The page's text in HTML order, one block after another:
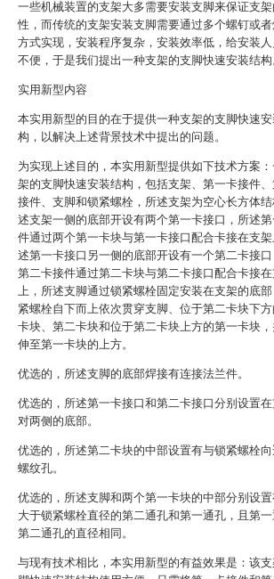
一些机械装置的支架大多需要安装支脚来保证支
性，而传统的支架安装支脚需要通过多个螺钉或
方式实现，安装程序复杂，安装效率低，给安装
不便，于是我们提出一种支架的支脚快速安装结构
实用新型内容
本实用新型的目的在于提供一种支架的支脚快速
构，以解决上述背景技术中提出的问题。
为实现上述目的，本实用新型提供如下技术方案
架的支脚快速安装结构，包括支架、第一卡接件
接件、支脚和锁紧螺栓，所述支架为空心长方体
述支架一侧的底部开设有两个第一卡接口，所述
件通过两个第一卡块与第一卡接口配合卡接在支
述第一卡接口另一侧的底部开设有一个第二卡接
第二卡接件通过第二卡块与第二卡接口配合卡接在
上，所述支脚通过锁紧螺栓固定安装在支架的底
紧螺栓自下而上依次贯穿支脚、位于第二卡块下
卡块、第二卡块和位于第二卡块上方的第一卡块
伸至第一卡块的上方。
优选的，所述支脚的底部焊接有连接法兰件。
优选的，所述第一卡接口和第二卡接口分别设置
对两侧的底部。
优选的，所述第二卡块的中部设置有与锁紧螺栓
螺纹孔。
优选的，所述支脚和两个第一卡块的中部分别设
大于锁紧螺栓直径的第二通孔和第一通孔，且第
第二通孔的直径相同。
与现有技术相比，本实用新型的有益效果是：该